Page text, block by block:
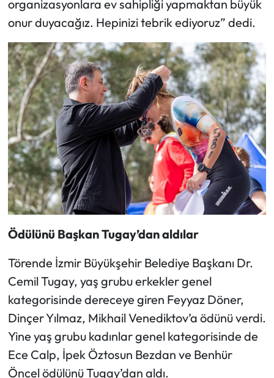
organizasyonlara ev sahipliği yapmaktan büyük
onur duyacağız. Hepinizi tebrik ediyoruz” dedi.
Ödülünü Başkan Tugay’dan aldılar
Törende İzmir Büyükşehir Belediye Başkanı Dr.
Cemil Tugay, yaş grubu erkekler genel
kategorisinde dereceye giren Feyyaz Döner,
Dinçer Yılmaz, Mikhail Venediktov’a ödünü verdi.
Yine yaş grubu kadınlar genel kategorisinde de
Ece Calp, İpek Öztosun Bezdan ve Benhür
Öncel ödülünü Tugay’dan aldı.